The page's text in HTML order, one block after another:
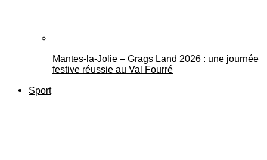
Mantes-la-Jolie – Grags Land 2026 : une journée
festive réussie au Val Fourré
Sport